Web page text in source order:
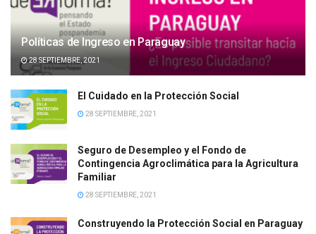
Políticas de Ingreso en Paraguay
28 SEPTIEMBRE, 2021
El Cuidado en la Protección Social
28 SEPTIEMBRE, 2021
Seguro de Desempleo y el Fondo de
Contingencia Agroclimática para la Agricultura
Familiar
28 SEPTIEMBRE, 2021
Construyendo la Protección Social en Paraguay